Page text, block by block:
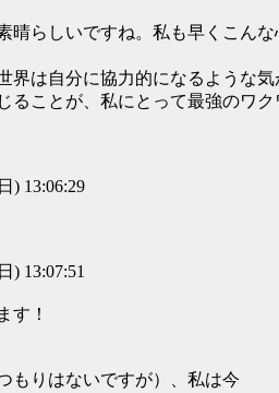
晴らしいですね。私も早くこんな
界は自分に協力的になるような気
ることが、私にとって最強のワク
) 13:06:29
) 13:07:51
す！
もりはないですが）、私は今